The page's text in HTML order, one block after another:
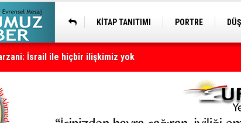
KİTAP TANITIMI PORTRE
İsrail ile hiçbir ilişkimiz yok
Türkiye süreci tamamlanırsa Türkiye yeni bir döneme